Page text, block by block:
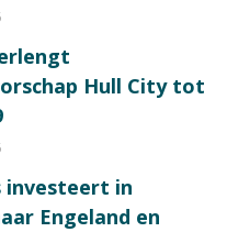
Hull City tot
investeert in
Engeland en